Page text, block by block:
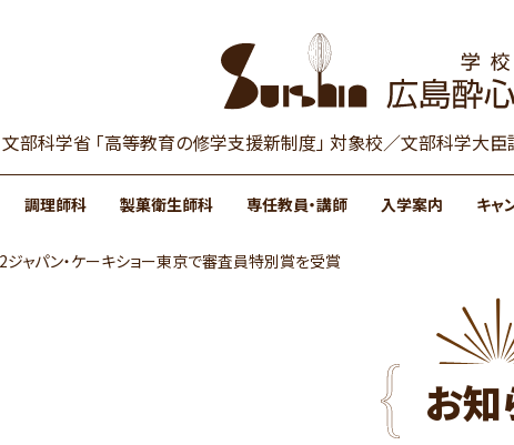
文部科学省 「高等教育の修学支援新制度」 対象校／文部科学大
調理師科 製菓衛生師科 専任教員・講師 入学案内 キャ
学
留学生の
学
ジャパン・ケーキショー東京で審査員特別賞を受賞
お知